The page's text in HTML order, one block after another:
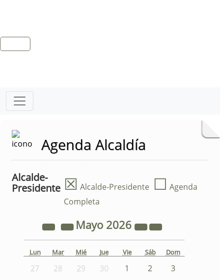
Agenda Alcaldía
Alcalde-
Presidente ☒ Alcalde-Presidente ☐ Agenda
Completa
Mayo 2026
Lun Mar Mié Jue Vie Sáb Dom
27 28 29 30 1 2
3